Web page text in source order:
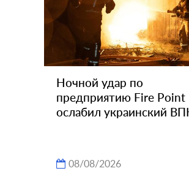
Ночной удар по
предприятию Fire Point
ослабил украинский
08/08/2026